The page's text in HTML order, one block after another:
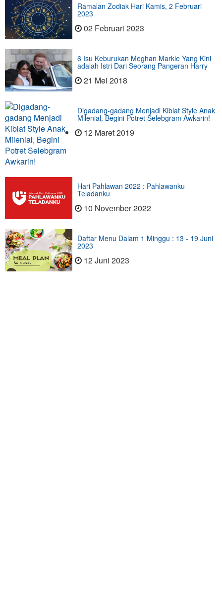
Ramalan Zodiak Hari Kamis, 2 Februari
2023
02 Februari 2023
6 Isu Keburukan Meghan Markle Yang Kini
adalah Istri Dari Seorang Pangeran Harry
21 Mei 2018
Digadang-gadang Menjadi Kiblat Style Anak
Milenial, Begini Potret Selebgram Awkarin!
12 Maret 2019
Hari Pahlawan 2022 : Pahlawanku
Teladanku
10 November 2022
Daftar Menu Dalam 1 Minggu : 13 - 19 Juni
2023
12 Juni 2023